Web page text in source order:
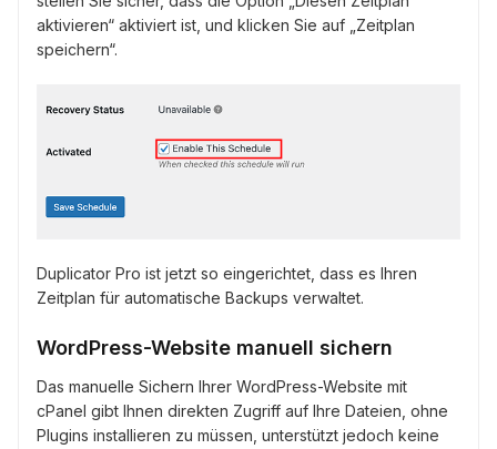
aktivieren“ aktiviert ist, und klicken Sie auf „Zeitplan
speichern“.
Duplicator Pro ist jetzt so eingerichtet, dass es Ihren
Zeitplan für automatische Backups verwaltet.
WordPress-Website manuell sichern
Das manuelle Sichern Ihrer WordPress-Website mit
cPanel gibt Ihnen direkten Zugriff auf Ihre Dateien, ohne
Plugins installieren zu müssen, unterstützt jedoch keine